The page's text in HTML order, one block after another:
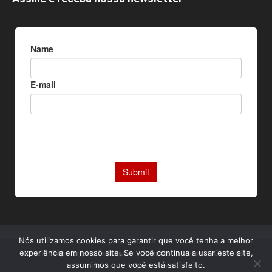
Home Reportagens Exclusivas Notícias Livros
Camisas
Podcast
Quem somos
Nós utilizamos cookies para garantir que você tenha a melhor
experiência em nosso site. Se você continua a usar este site,
assumimos que você está satisfeito.